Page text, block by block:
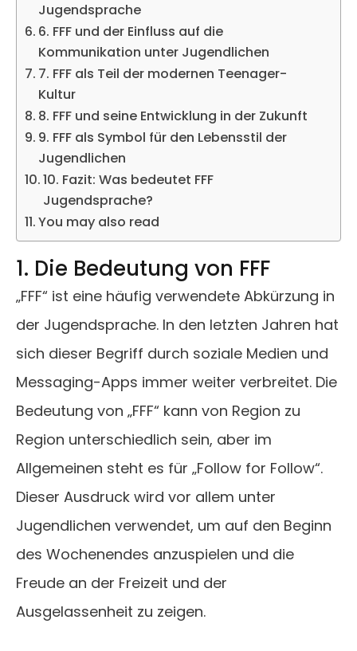
Jugendsprache
6. FFF und der Einfluss auf die
Kommunikation unter Jugendlichen
7. FFF als Teil der modernen Teenager-
Kultur
8. FFF und seine Entwicklung in der Zukunft
9. FFF als Symbol für den Lebensstil der
Jugendlichen
10. Fazit: Was bedeutet FFF
Jugendsprache?
You may also read
1. Die Bedeutung von FFF
„FFF“ ist eine häufig verwendete Abkürzung in
der Jugendsprache. In den letzten Jahren hat
sich dieser Begriff durch soziale Medien und
Messaging-Apps immer weiter verbreitet. Die
Bedeutung von „FFF“ kann von Region zu
Region unterschiedlich sein, aber im
Allgemeinen steht es für „Follow for Follow“.
Dieser Ausdruck wird vor allem unter
Jugendlichen verwendet, um auf den Beginn
des Wochenendes anzuspielen und die
Freude an der Freizeit und der
Ausgelassenheit zu zeigen.